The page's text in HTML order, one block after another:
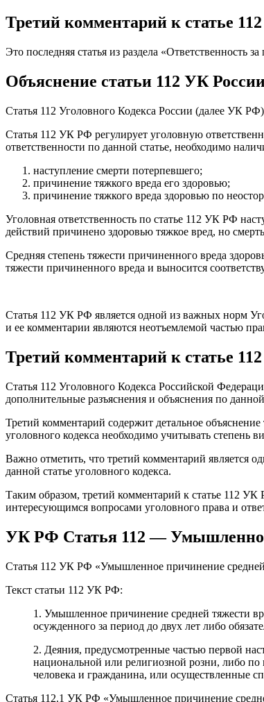
Третий комментарий к статье
Это последняя статья из раздела «Ответственность
Объяснение статьи 112 УК
Статья 112 Уголовного Кодекса России (далее УК
Статья 112 УК РФ регулирует уголовную
ответственности по данной статье, необходимо
наступление смерти потерпевшего;
причинение тяжкого вреда его здоровью;
причинение тяжкого вреда здоровью по
Уголовная ответственность по статье 112 УК РФ
действий причинено здоровью тяжкое вред, но
Средняя степень тяжести причиненного вреда
тяжести причиненного вреда и выносится
Статья 112 УК РФ является одной из важных норм
и ее комментарии являются неотъемлемой частью
Третий комментарий к статье
Статья 112 Уголовного Кодекса Российской
дополнительные разъяснения и объяснения по данной
Третий комментарий содержит детальное
уголовного кодекса необходимо учитывать степень
Важно отметить, что третий комментарий является
данной статье уголовного кодекса.
Таким образом, третий комментарий к статье 112
интересующимся вопросами уголовного права и
УК РФ Статья 112 — Умышленное
Статья 112 УК РФ «Умышленное причинение средней
Текст статьи 112 УК РФ:
1. Умышленное причинение средней тяжести
осужденного за период до двух лет либо
2. Деяния, предусмотренные частью первой
национальной или религиозной розни, либо
человека и гражданина, или осуществленные
Статья 112.1 УК РФ «Умышленное причинение